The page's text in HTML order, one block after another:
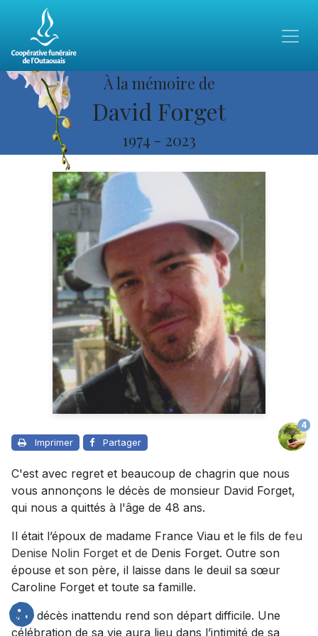
À la mémoire de
David Forget
1974 - 2023
Imprimer Partager
4
C'est avec regret et beaucoup de chagrin que nous
vous annonçons le décès de monsieur David Forget,
qui nous a quittés à l'âge de 48 ans.
Il était l’époux de madame France Viau et le fils de feu
Denise Nolin Forget et de Denis Forget. Outre son
épouse et son père, il laisse dans le deuil sa sœur
Caroline Forget et toute sa famille.
Son décès inattendu rend son départ difficile. Une
célébration de sa vie aura lieu dans l’intimité de sa